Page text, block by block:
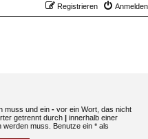
Anmelden
Registrieren
muss und ein - vor ein Wort, das nicht
getrennt durch | innerhalb einer
werden muss. Benutze ein * als